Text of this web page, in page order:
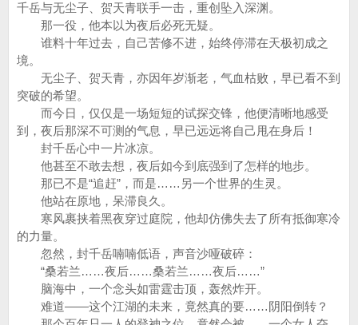
千岳与无尘子、贺天青联手一击，重创坠入深渊。
那一役，他本以为夜后必死无疑。
谁料十年过去，自己苦修不进，始终停滞在天极初成之
境。
无尘子、贺天青，亦因年岁渐老，气血枯败，早已看不到
突破的希望。
而今日，仅仅是一场短短的试探交锋，他便清晰地感受
到，夜后那深不可测的气息，早已远远将自己甩在身后！
封千岳心中一片冰凉。
他甚至不敢去想，夜后如今到底强到了怎样的地步。
那已不是“追赶”，而是……另一个世界的生灵。
他站在原地，呆滞良久。
寒风裹挟着黑夜穿过庭院，他却仿佛失去了所有抵御寒冷
的力量。
忽然，封千岳喃喃低语，声音沙哑破碎：
“桑若兰……夜后……桑若兰……夜后……”
脑海中，一个念头如雷霆击顶，轰然炸开。
难道——这个江湖的未来，竟然真的要……阴阳倒转？